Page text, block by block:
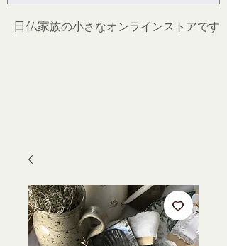
日仏家族の小さなオンラインストアです